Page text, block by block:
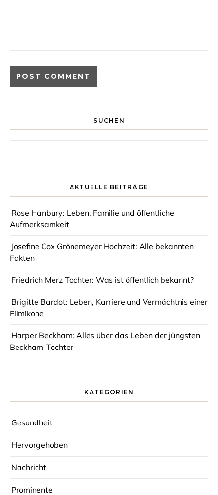
SUCHEN
AKTUELLE BEITRÄGE
Rose Hanbury: Leben, Familie und öffentliche
Aufmerksamkeit
Josefine Cox Grönemeyer Hochzeit: Alle bekannten
Fakten
Friedrich Merz Tochter: Was ist öffentlich bekannt?
Brigitte Bardot: Leben, Karriere und Vermächtnis einer
Filmikone
Harper Beckham: Alles über das Leben der jüngsten
Beckham-Tochter
KATEGORIEN
Gesundheit
Hervorgehoben
Nachricht
Prominente